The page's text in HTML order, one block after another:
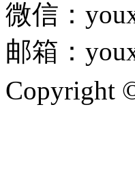
微信：
邮箱：
Copyright